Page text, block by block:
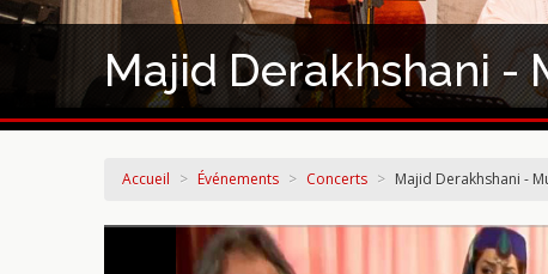
Majid Derakhshani -
Accueil > Événements > Concerts > Majid Derakhshani -